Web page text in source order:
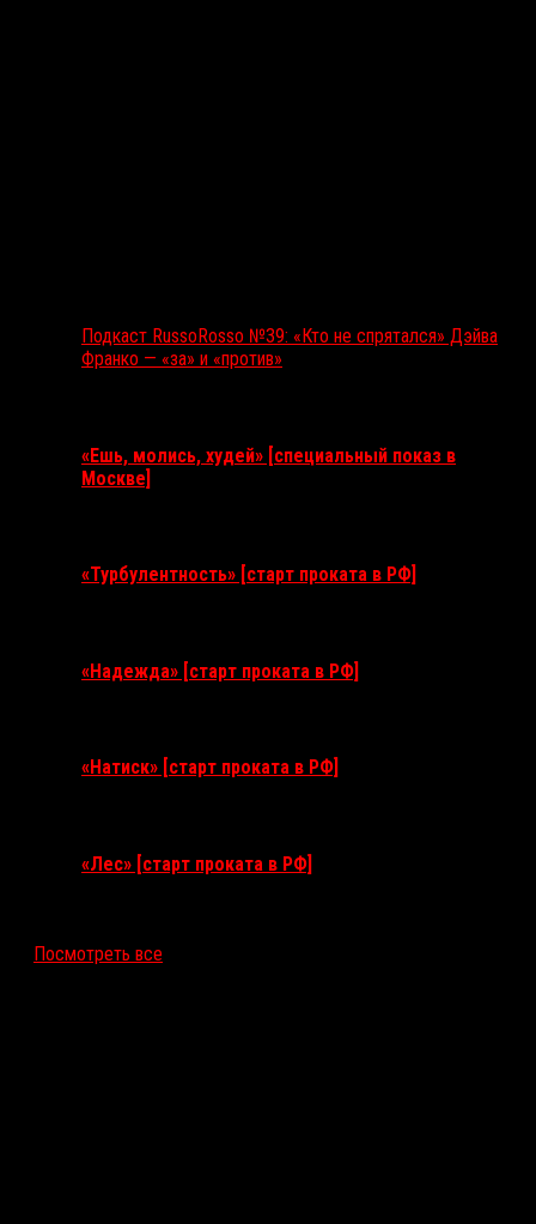
Подкаст RussoRosso №39: «Кто не спрятался» Дэйва
Франко — «за» и «против»
«Ешь, молись, худей» [специальный показ в
Москве]
«Турбулентность» [старт проката в РФ]
«Надежда» [старт проката в РФ]
«Натиск» [старт проката в РФ]
«Лес» [старт проката в РФ]
Посмотреть все